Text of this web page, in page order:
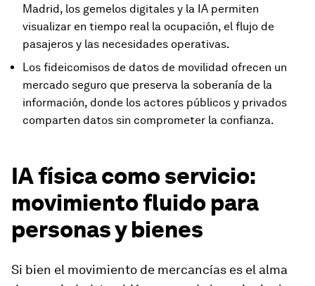
Madrid, los gemelos digitales y la IA permiten
visualizar en tiempo real la ocupación, el flujo de
pasajeros y las necesidades operativas.
Los fideicomisos de datos de movilidad ofrecen un
mercado seguro que preserva la soberanía de la
información, donde los actores públicos y privados
comparten datos sin comprometer la confianza.
IA física como servicio:
movimiento fluido para
personas y bienes
Si bien el movimiento de mercancías es el alma